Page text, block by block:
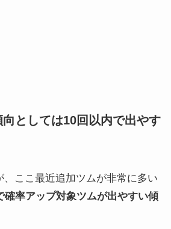
向としては10回以内で出やす
、ここ最近追加ツムが非常に多い
確率アップ対象ツムが出やすい傾